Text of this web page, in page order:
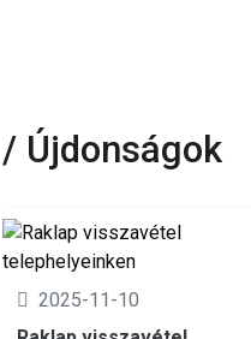
Újdonságok
2025-11-10